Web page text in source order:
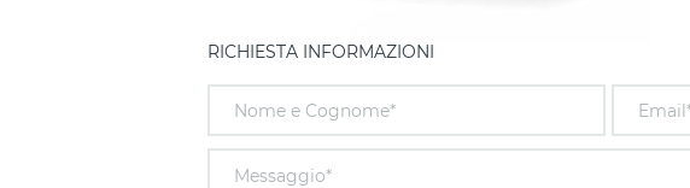
RICHIESTA INFORMAZIONI